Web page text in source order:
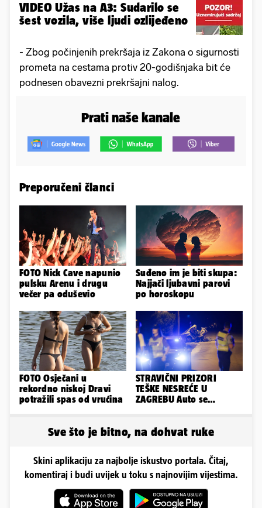
VIDEO Užas na A3: Sudarilo se
šest vozila, više ljudi ozlijeđeno
- Zbog počinjenih prekršaja iz Zakona o sigurnosti
prometa na cestama protiv 20-godišnjaka bit će
podnesen obavezni prekršajni nalog.
Prati naše kanale
Preporučeni članci
FOTO Nick Cave napunio
pulsku Arenu i drugu
večer pa oduševio
Suđeno im je biti skupa:
Najjači ljubavni parovi
po horoskopu
FOTO Osječani u
rekordno niskoj Dravi
potražili spas od vrućina
STRAVIČNI PRIZORI
TEŠKE NESREĆE U
ZAGREBU Auto se
Sve što je bitno, na dohvat ruke
Skini aplikaciju za najbolje iskustvo portala. Čitaj,
komentiraj i budi uvijek u toku s najnovijim vijestima.